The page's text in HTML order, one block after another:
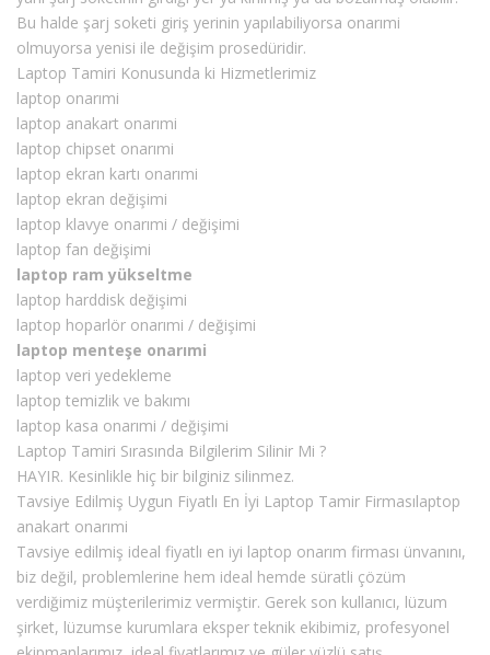
Bu halde şarj soketi giriş yerinin yapılabiliyorsa onarımi
olmuyorsa yenisi ile değişim prosedüridir.
Laptop Tamiri Konusunda ki Hizmetlerimiz
laptop onarımi
laptop anakart onarımi
laptop chipset onarımi
laptop ekran kartı onarımi
laptop ekran değişimi
laptop klavye onarımi / değişimi
laptop fan değişimi
laptop ram yükseltme
laptop harddisk değişimi
laptop hoparlör onarımi / değişimi
laptop menteşe onarımi
laptop veri yedekleme
laptop temizlik ve bakımı
laptop kasa onarımi / değişimi
Laptop Tamiri Sırasında Bilgilerim Silinir Mi ?
HAYIR. Kesinlikle hiç bir bilginiz silinmez.
Tavsiye Edilmiş Uygun Fiyatlı En İyi Laptop Tamir Firmasılaptop
anakart onarımi
Tavsiye edilmiş ideal fiyatlı en iyi laptop onarım firması ünvanını,
biz değil, problemlerine hem ideal hemde süratli çözüm
verdiğimiz müşterilerimiz vermiştir. Gerek son kullanıcı, lüzum
şirket, lüzumse kurumlara eksper teknik ekibimiz, profesyonel